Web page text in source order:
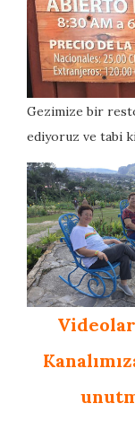
Gezimize bir
ediyoruz ve tabi
Videolar